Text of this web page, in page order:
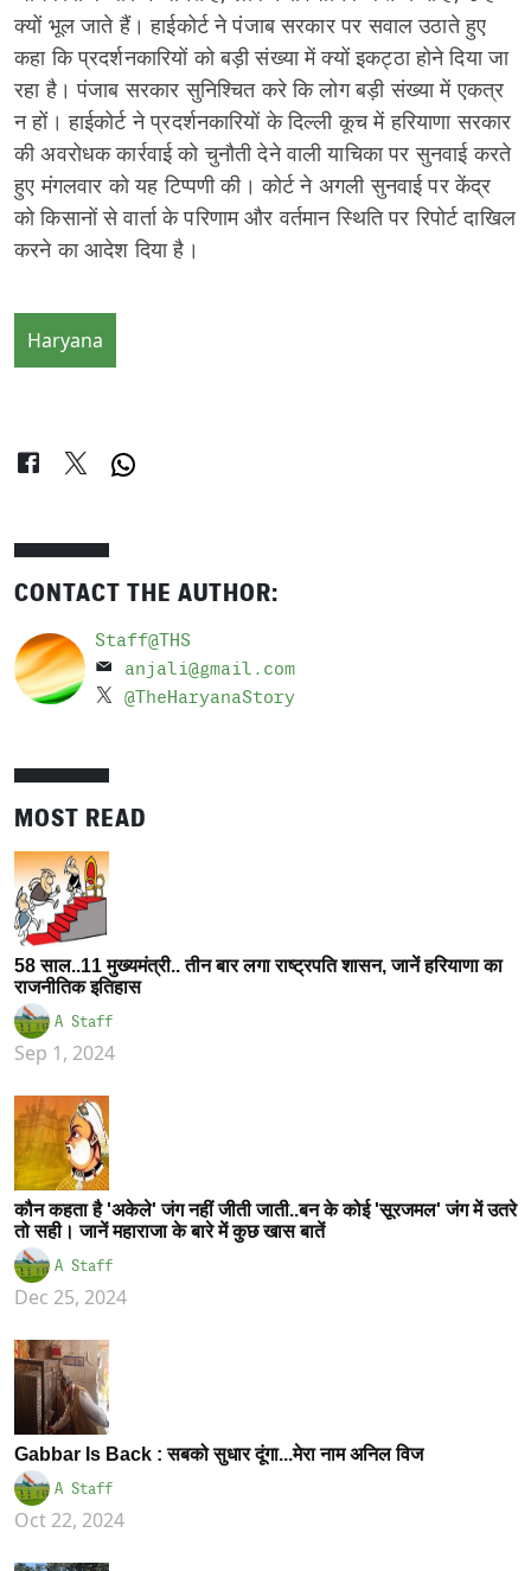
क्यों भूल जाते हैं। हाईकोर्ट ने पंजाब सरकार पर सवाल उठाते हुए
कहा कि प्रदर्शनकारियों को बड़ी संख्या में क्यों इकट्ठा होने दिया जा
रहा है। पंजाब सरकार सुनिश्चित करे कि लोग बड़ी संख्या में एकत्र
न हों। हाईकोर्ट ने प्रदर्शनकारियों के दिल्ली कूच में हरियाणा सरकार
की अवरोधक कार्रवाई को चुनौती देने वाली याचिका पर सुनवाई करते
हुए मंगलवार को यह टिप्पणी की। कोर्ट ने अगली सुनवाई पर केंद्र
को किसानों से वार्ता के परिणाम और वर्तमान स्थिति पर रिपोर्ट दाखिल
करने का आदेश दिया है।
Haryana
CONTACT THE AUTHOR:
Staff@THS
anjali@gmail.com
@TheHaryanaStory
MOST READ
58 साल..11 मुख्यमंत्री.. तीन बार लगा राष्ट्रपति शासन, जानें हरियाणा का
राजनीतिक इतिहास
A Staff
Sep 1, 2024
कौन कहता है 'अकेले' जंग नहीं जीती जाती..बन के कोई 'सूरजमल' जंग में उतरे
तो सही। जानें महाराजा के बारे में कुछ खास बातें
A Staff
Dec 25, 2024
Gabbar Is Back : सबको सुधार दूंगा...मेरा नाम अनिल विज
A Staff
Oct 22, 2024